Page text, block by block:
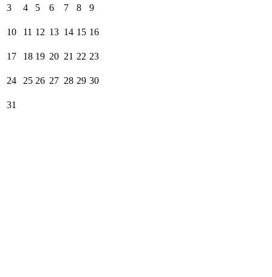
3 4 5 6 7 8 9
10 11 12 13 14 15 16
17 18 19 20 21 22 23
24 25 26 27 28 29 30
31